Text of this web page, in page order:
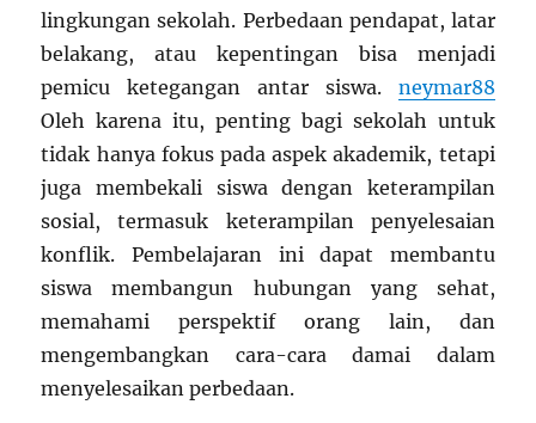
lingkungan sekolah. Perbedaan pendapat, latar
belakang, atau kepentingan bisa menjadi
pemicu ketegangan antar siswa. neymar88
Oleh karena itu, penting bagi sekolah untuk
tidak hanya fokus pada aspek akademik, tetapi
juga membekali siswa dengan keterampilan
sosial, termasuk keterampilan penyelesaian
konflik. Pembelajaran ini dapat membantu
siswa membangun hubungan yang sehat,
memahami perspektif orang lain, dan
mengembangkan cara-cara damai dalam
menyelesaikan perbedaan.